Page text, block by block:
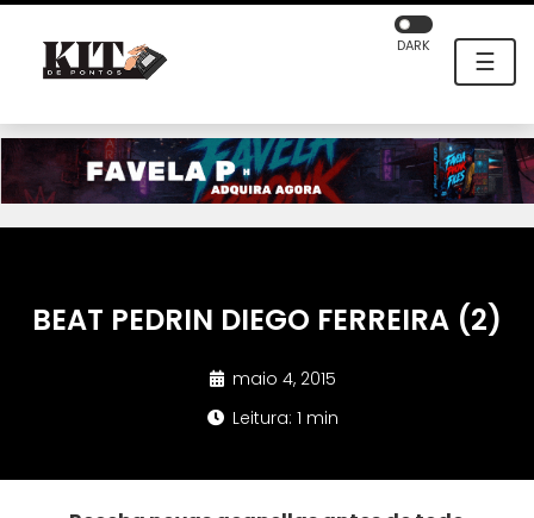
☰
DARK
BEAT PEDRIN DIEGO FERREIRA (2)
maio 4, 2015
Leitura: 1 min